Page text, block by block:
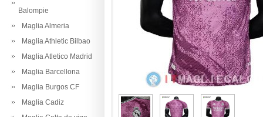
Balompie
Maglia Almeria
Maglia Athletic Bilbao
Maglia Atletico Madrid
Maglia Barcellona
Maglia Burgos CF
Maglia Cadiz